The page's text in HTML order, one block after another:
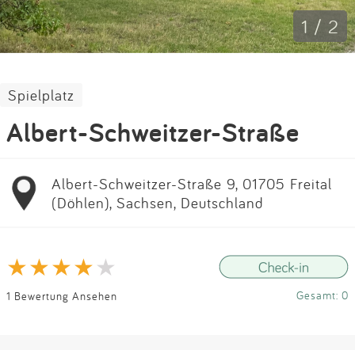
Anmelden 1 / 2
Spielplatz
Albert-Schweitzer-Straße
Albert-Schweitzer-Straße 9, 01705 Freital
(Döhlen), Sachsen, Deutschland
1 Bewertung Ansehen Gesamt: 0